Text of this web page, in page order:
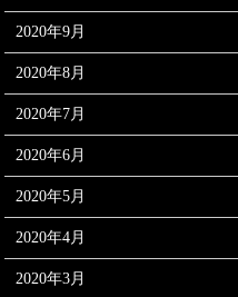
2020年9月
2020年8月
2020年7月
2020年6月
2020年5月
2020年4月
2020年3月